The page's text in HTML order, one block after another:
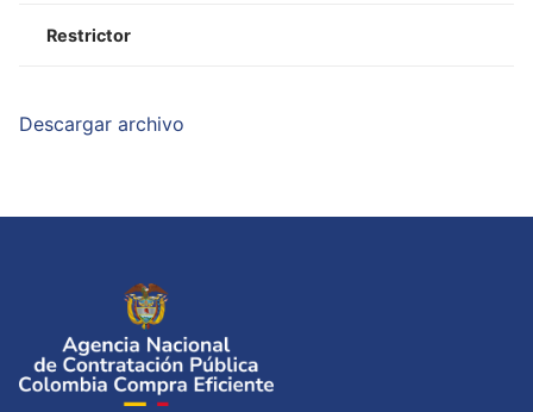
Restrictor
Descargar archivo